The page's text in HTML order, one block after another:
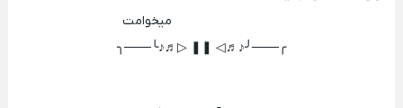
میخوامت
╭───╯♪♬◁ ❚❚ ▷♬♪╰───╮